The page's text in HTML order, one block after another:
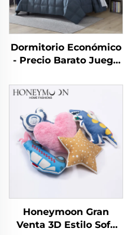
Dormitorio Económico
- Precio Barato Juego
Hogar Uso en
Dormitorio
Honeymoon Gran
Venta 3D Estilo Sofá